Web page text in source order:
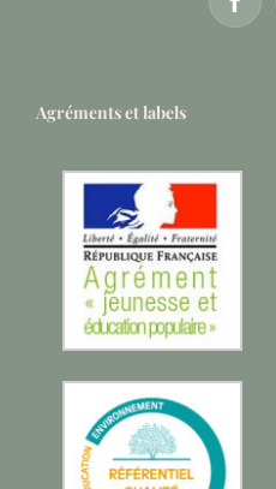
Agréments et labels